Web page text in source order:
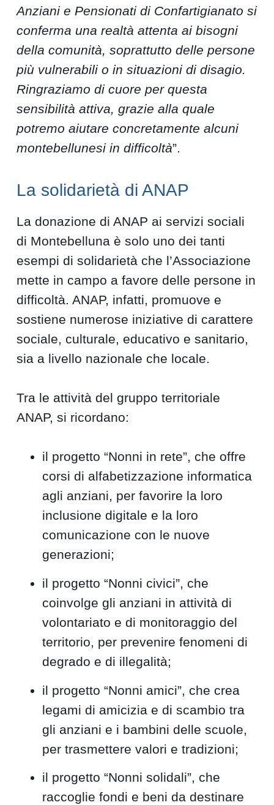
Anziani e Pensionati di Confartigianato si
conferma una realtà attenta ai bisogni
della comunità, soprattutto delle persone
più vulnerabili o in situazioni di disagio.
Ringraziamo di cuore per questa
sensibilità attiva, grazie alla quale
potremo aiutare concretamente alcuni
montebellunesi in difficoltà”.
La solidarietà di ANAP
La donazione di ANAP ai servizi sociali
di Montebelluna è solo uno dei tanti
esempi di solidarietà che l’Associazione
mette in campo a favore delle persone in
difficoltà. ANAP, infatti, promuove e
sostiene numerose iniziative di carattere
sociale, culturale, educativo e sanitario,
sia a livello nazionale che locale.
Tra le attività del gruppo territoriale
ANAP, si ricordano:
il progetto “Nonni in rete”, che offre
corsi di alfabetizzazione informatica
agli anziani, per favorire la loro
inclusione digitale e la loro
comunicazione con le nuove
generazioni;
il progetto “Nonni civici”, che
coinvolge gli anziani in attività di
volontariato e di monitoraggio del
territorio, per prevenire fenomeni di
degrado e di illegalità;
il progetto “Nonni amici”, che crea
legami di amicizia e di scambio tra
gli anziani e i bambini delle scuole,
per trasmettere valori e tradizioni;
il progetto “Nonni solidali”, che
raccoglie fondi e beni da destinare